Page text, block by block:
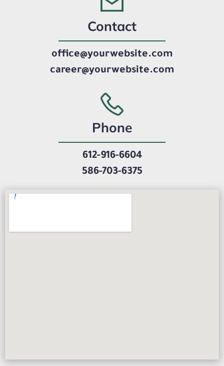
Contact
office@yourwebsite.com
career@yourwebsite.com
Phone
612-916-6604
586-703-6375